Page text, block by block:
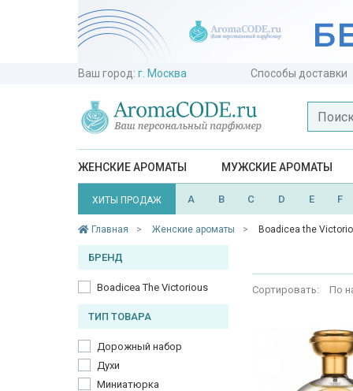
Ваш город: г. Москва Способы доставки
ЖЕНСКИЕ АРОМАТЫ МУЖСКИЕ АРОМАТЫ
ХИТЫ ПРОДАЖ A B C D E F
Главная Женские ароматы Boadicea the
БРЕНД
Boadicea The Victorious
ТИП ТОВАРА
Дорожный набор
Духи
Миниатюрка
Сортировать: По